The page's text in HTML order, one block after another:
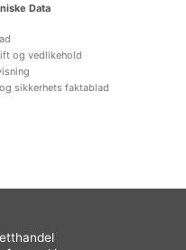
Data
og vedlikehold
sikkerhets faktablad